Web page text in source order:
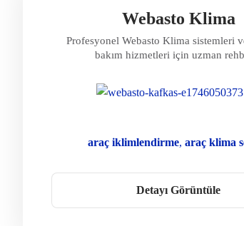
Webasto Klima
Profesyonel Webasto Klima sistemleri
bakım hizmetleri için uzman
araç iklimlendirme araç klima
Klima Sorun Giderme Klima
Detayı Görüntüle